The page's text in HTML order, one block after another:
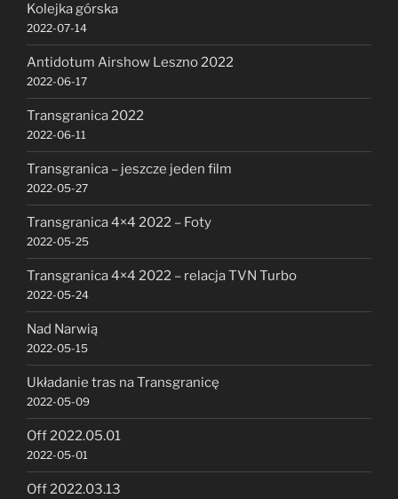
Kolejka górska
2022-07-14
Antidotum Airshow Leszno 2022
2022-06-17
Transgranica 2022
2022-06-11
Transgranica – jeszcze jeden film
2022-05-27
Transgranica 4×4 2022 – Foty
2022-05-25
Transgranica 4×4 2022 – relacja TVN Turbo
2022-05-24
Nad Narwią
2022-05-15
Układanie tras na Transgranicę
2022-05-09
Off 2022.05.01
2022-05-01
Off 2022.03.13